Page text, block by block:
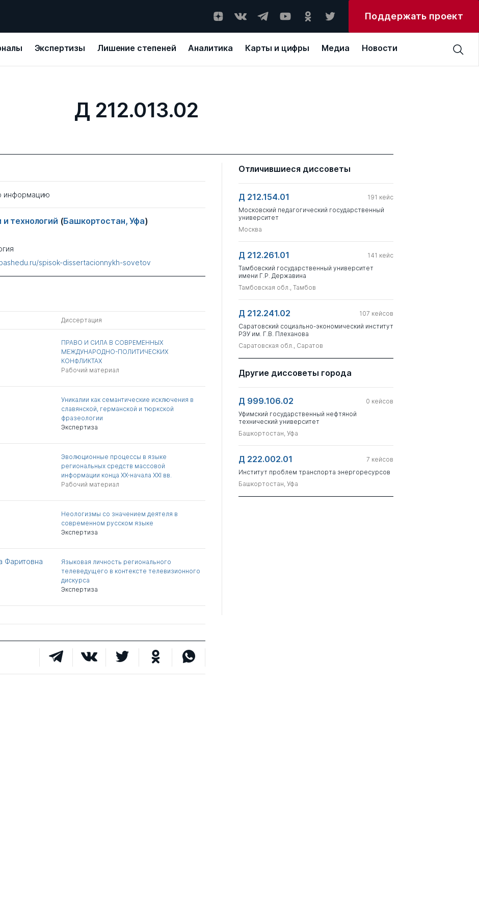
Поддержать проект
Экспертизы Лишение степеней Аналитика Карты и цифры Медиа Новости
Д 212.013.02
информацию
технологий (Башкортостан, Уфа)
spisok-dissertacionnykh-sovetov
Диссертация
ПРАВО И СИЛА В СОВРЕМЕННЫХ
МЕЖДУНАРОДНО-ПОЛИТИЧЕСКИХ
КОНФЛИКТАХ
Рабочий материал
Уникалии как семантические исключения в
славянской, германской и тюркской
фразеологии
Экспертиза
Эволюционные процессы в языке
региональных средств массовой
информации конца XX-начала XXI вв.
Рабочий материал
Неологизмы со значением деятеля в
современном русском языке
Экспертиза
Фаритовна
Языковая личность регионального
телеведущего в контексте телевизионного
дискурса
Экспертиза
Отличившиеся диссоветы
Д 212.154.01 191 кейс
Московский педагогический государственный
университет
Москва
Д 212.261.01 141 кейс
Тамбовский государственный университет
имени Г.Р. Державина
Тамбовская обл., Тамбов
Д 212.241.02 107 кейсов
Саратовский социально-экономический институт
РЭУ им. Г.В. Плеханова
Саратовская обл., Саратов
Другие диссоветы города
Д 999.106.02 0 кейсов
Уфимский государственный нефтяной
технический университет
Башкортостан, Уфа
Д 222.002.01 7 кейсов
Институт проблем транспорта энергоресурсов
Башкортостан, Уфа